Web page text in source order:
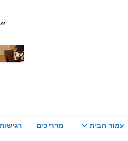
עמוד הבית מדריכים